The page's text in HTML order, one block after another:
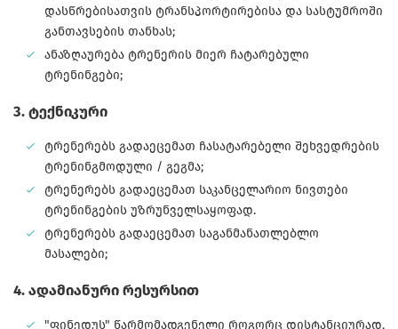
დასწრებისათვის ტრანსპორტირებისა და სასტუმროში
განთავსების თანხას;
ანაზღაურება ტრენერის მიერ ჩატარებული
ტრენინგები;
3. ტექნიკური
ტრენერებს გადაეცემათ ჩასატარებელი შეხვედრების
ტრენინგმოდული / გეგმა;
ტრენერებს გადაეცემათ საკანცელარიო ნივთები
ტრენინგების უზრუნველსაყოფად.
ტრენერებს გადაეცემათ საგანმანათლებლო
მასალები;
4. ადამიანური რესურსით
"ფინედუს" წარმომადგენელი როგორც დისტანციურად,